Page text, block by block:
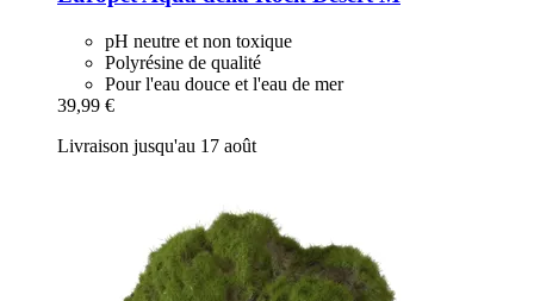
pH neutre et non toxique
Polyrésine de qualité
Pour l'eau douce et l'eau de mer
39,99 €
Livraison jusqu'au 17 août